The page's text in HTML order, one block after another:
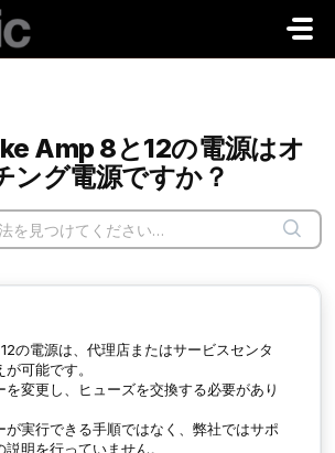
移動
Amp 8と12の電源はオ
ング電源ですか？
の電源は、代理店またはサービスセンタ
が可能です。
を変更し、ヒューズを交換する必要があり
が実行できる手順ではなく、弊社ではサポ
明を行っていません。